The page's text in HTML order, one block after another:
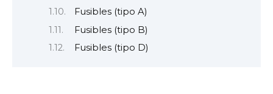
Fusibles (tipo A)
Fusibles (tipo B)
Fusibles (tipo D)